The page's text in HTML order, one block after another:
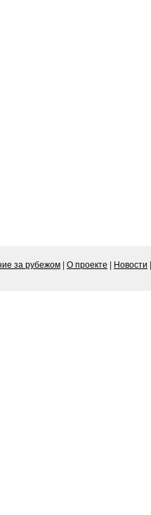
за рубежом О проекте Новости